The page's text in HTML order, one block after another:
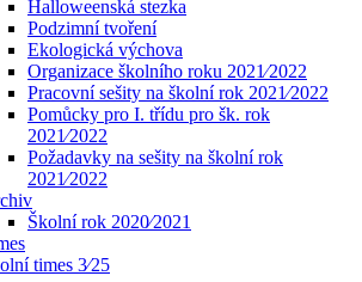
Halloweenská stezka
Podzimní tvoření
Ekologická výchova
Organizace školního roku 2021⁄2022
Pracovní sešity na školní rok 2021⁄2022
Pomůcky pro I. třídu pro šk. rok
2021⁄2022
Požadavky na sešity na školní rok
2021⁄2022
Školní rok 2020⁄2021
times 3⁄25